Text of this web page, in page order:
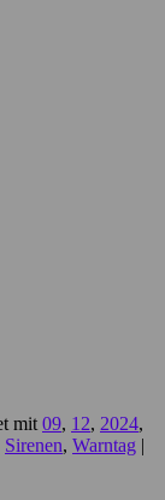
mit 09, 12, 2024,
Sirenen, Warntag |